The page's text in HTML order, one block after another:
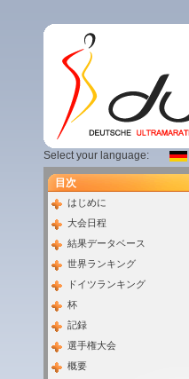
Select your language:
目次
はじめに
大会日程
結果データベース
世界ランキング
ドイツランキング
杯
記録
選手権大会
概要